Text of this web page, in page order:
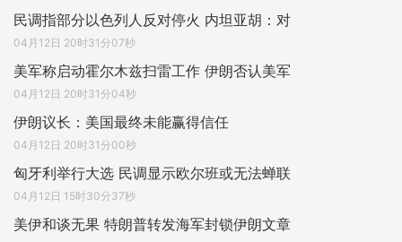
民调指部分以色列人反对停火 内坦亚胡：对
04月12日 20时31分07秒
美军称启动霍尔木兹扫雷工作 伊朗否认美军
04月12日 20时31分04秒
伊朗议长：美国最终未能赢得信任
04月12日 20时31分00秒
匈牙利举行大选 民调显示欧尔班或无法蝉联
04月12日 15时30分37秒
美伊和谈无果 特朗普转发海军封锁伊朗文章